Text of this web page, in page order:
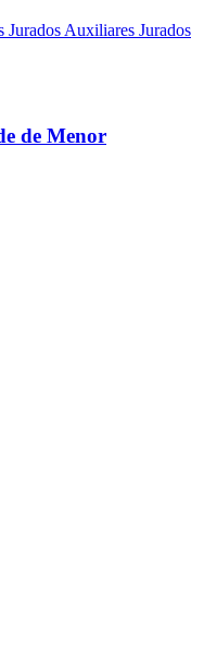
Jurados Auxiliares Jurados
de Menor